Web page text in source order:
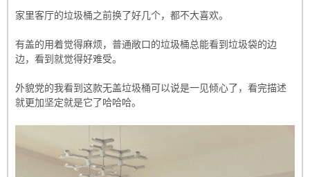
家里客厅的垃圾桶之前换了好几个，都不大喜欢。
有盖的用着觉得麻烦，普通敞口的垃圾桶总能看到垃圾袋的边
边，看到就觉得好难受。
外貌党的我看到这款无盖垃圾桶可以说是一见倾心了，看完描述
就更加坚定就是它了哈哈哈。